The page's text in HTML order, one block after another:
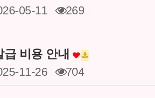
05-11 269
비용 안내
11-26 704